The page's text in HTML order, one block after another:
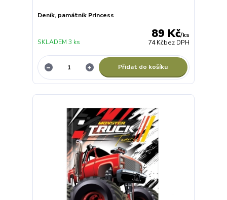
Deník, památník Princess
89 Kč/ks
74 Kčbez DPH
SKLADEM 3 ks
Přidat do košíku